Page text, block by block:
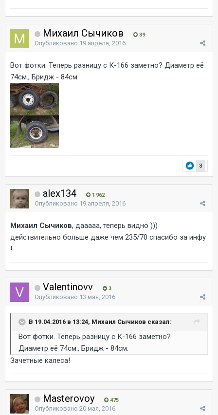
Михаил Сычиков 39
Опубликовано 19 апреля, 2016
Вот фотки. Теперь разницу с К-166 заметно? Диаметр её
74см., Бридж - 84см.
3
alex134 1 962
Опубликовано 19 апреля, 2016
Михаил Сычиков, дааааа, теперь видно )))
действительно больше даже чем 235/70 спасибо за инфу
!
Valentinovv 3
Опубликовано 13 мая, 2016
В 19.04.2016 в 13:24, Михаил Сычиков сказал:
Вот фотки. Теперь разницу с К-166 заметно?
Диаметр её 74см., Бридж - 84см.
Зачетные калеса!
Masterovoy 475
Опубликовано 20 мая, 2016